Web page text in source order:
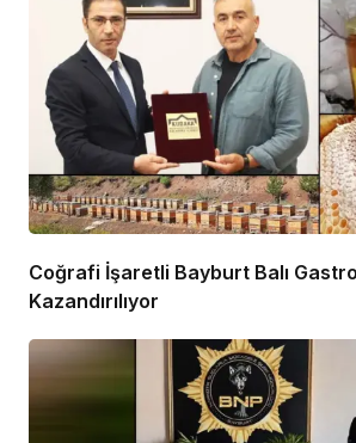
Coğrafi İşaretli Bayburt Balı
Kazandırılıyor